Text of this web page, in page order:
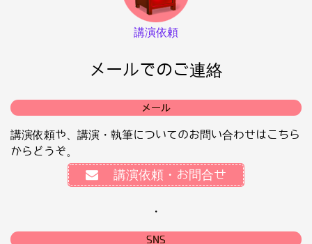
講演依頼
メールでのご連絡
メール
講演依頼や、講演・執筆についてのお問い合わせはこちら
からどうぞ。
講演依頼・お問合せ
・
SNS